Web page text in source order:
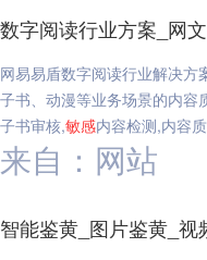
数字阅读行业方案_网文
网易易盾数字阅读行业解决
子书、动漫等业务场景的内容
子书审核,敏感内容检测,内容
来自：网站
智能鉴黄_图片鉴黄_